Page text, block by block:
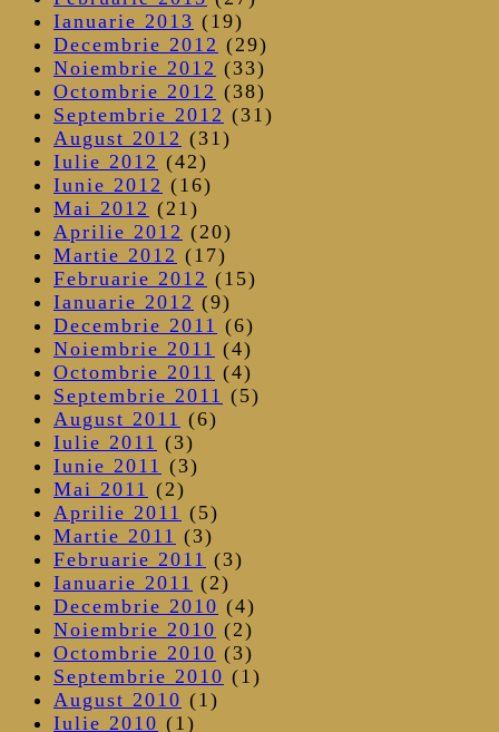
Ianuarie 2013 (19)
Decembrie 2012 (29)
Noiembrie 2012 (33)
Octombrie 2012 (38)
Septembrie 2012 (31)
August 2012 (31)
Iulie 2012 (42)
Iunie 2012 (16)
Mai 2012 (21)
Aprilie 2012 (20)
Martie 2012 (17)
Februarie 2012 (15)
Ianuarie 2012 (9)
Decembrie 2011 (6)
Noiembrie 2011 (4)
Octombrie 2011 (4)
Septembrie 2011 (5)
August 2011 (6)
Iulie 2011 (3)
Iunie 2011 (3)
Mai 2011 (2)
Aprilie 2011 (5)
Martie 2011 (3)
Februarie 2011 (3)
Ianuarie 2011 (2)
Decembrie 2010 (4)
Noiembrie 2010 (2)
Octombrie 2010 (3)
Septembrie 2010 (1)
August 2010 (1)
Iulie 2010 (1)